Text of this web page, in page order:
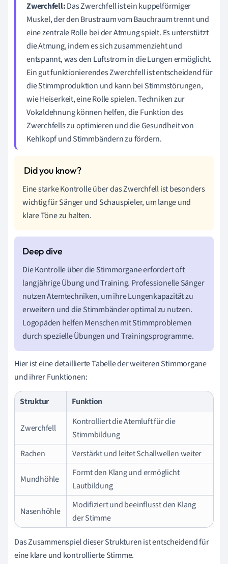
Zwerchfell:Das Zwerchfell ist ein kuppelförmiger
Muskel, der den Brustraum vom Bauchraum trennt und
eine zentrale Rolle bei der Atmung spielt. Es unterstützt
die Atmung, indem es sich zusammenzieht und
entspannt, was den Luftstrom in die Lungen ermöglicht.
Ein gut funktionierendes Zwerchfell ist entscheidend für
die Stimmproduktion und kann bei Stimmstörungen,
wie Heiserkeit, eine Rolle spielen. Techniken zur
Vokaldehnung können helfen, die Funktion des
Zwerchfells zu optimieren und die Gesundheit von
Kehlkopf und Stimmbändern zu fördern.
Eine starke Kontrolle über das Zwerchfell ist besonders
wichtig für Sänger und Schauspieler, um lange und
klare Töne zu halten.
Die Kontrolle über die Stimmorgane erfordert oft
langjährige Übung und Training. Professionelle Sänger
nutzen Atemtechniken, um ihre Lungenkapazität zu
erweitern und die Stimmbänder optimal zu nutzen.
Logopäden helfen Menschen mit Stimmproblemen
durch spezielle Übungen und Trainingsprogramme.
Hier ist eine detaillierte Tabelle der weiteren Stimmorgane
und ihrer Funktionen:
Struktur Funktion
Zwerchfell
Kontrolliert die Atemluft für die
Stimmbildung
Rachen
Verstärkt und leitet Schallwellen weiter
Mundhöhle
Formt den Klang und ermöglicht
Lautbildung
Nasenhöhle
Modifiziert und beeinflusst den Klang
der Stimme
Das Zusammenspiel dieser Strukturen ist entscheidend für
eine klare und kontrollierte Stimme.